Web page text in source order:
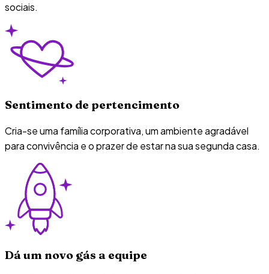
sociais.
Sentimento de pertencimento
Cria-se uma família corporativa, um ambiente agradável
para convivência e o prazer de estar na sua segunda casa.
Dá um novo gás a equipe